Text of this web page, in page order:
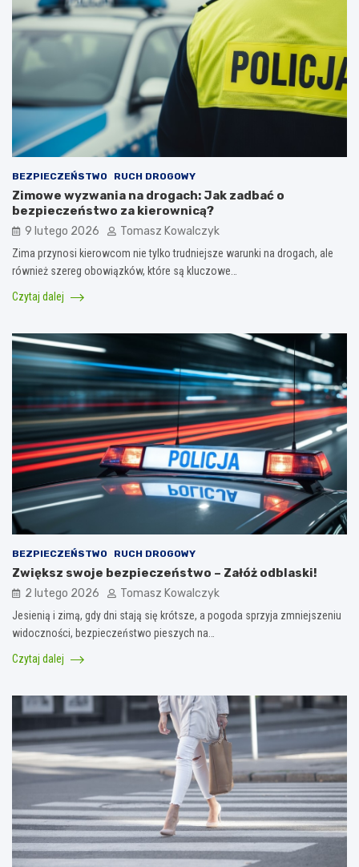
BEZPIECZEŃSTWO RUCH DROGOWY
Zimowe wyzwania na drogach: Jak zadbać o
bezpieczeństwo za kierownicą?
9 lutego 2026 Tomasz Kowalczyk
Zima przynosi kierowcom nie tylko trudniejsze warunki na drogach, ale
również szereg obowiązków, które są kluczowe…
Czytaj dalej
BEZPIECZEŃSTWO RUCH DROGOWY
Zwiększ swoje bezpieczeństwo – Załóż odblaski!
2 lutego 2026 Tomasz Kowalczyk
Jesienią i zimą, gdy dni stają się krótsze, a pogoda sprzyja zmniejszeniu
widoczności, bezpieczeństwo pieszych na…
Czytaj dalej